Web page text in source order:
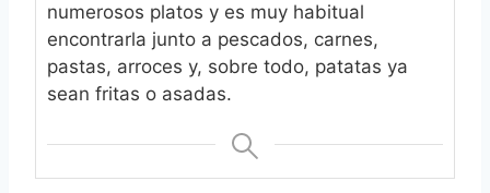
numerosos platos y es muy habitual
encontrarla junto a pescados, carnes,
pastas, arroces y, sobre todo, patatas ya
sean fritas o asadas.